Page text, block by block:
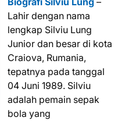
Lahir dengan nama
lengkap Silviu Lung
Junior dan besar di kota
Craiova, Rumania,
tepatnya pada tanggal
04 Juni 1989. Silviu
adalah pemain sepak
bola yang